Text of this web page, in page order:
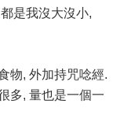
是我沒大沒小,
物, 外加持咒唸經.
多, 量也是一個一